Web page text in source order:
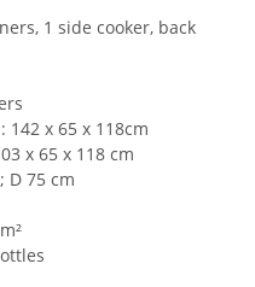
1 side cooker, back
142 x 65 x 118cm
x 65 x 118 cm
D 75 cm